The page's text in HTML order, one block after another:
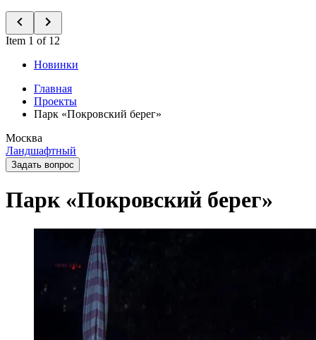
Item 1 of 12
Новинки
Главная
Проекты
Парк «Покровский берег»
Москва
Ландшафтный
Задать вопрос
Парк «Покровский берег»